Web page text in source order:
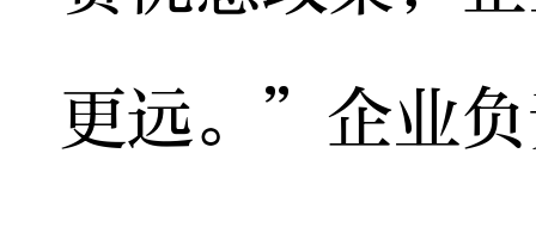
更远。”企业